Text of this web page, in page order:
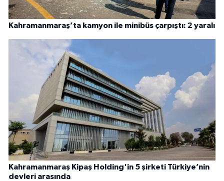
Kahramanmaraş’ta kamyon ile minibüs çarpıştı: 2 yaralı
Kahramanmaraş Kipaş Holding'in 5 şirketi Türkiye’nin
devleri arasında